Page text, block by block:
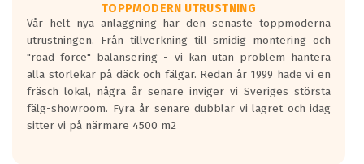
TOPPMODERN UTRUSTNING
Vår helt nya anläggning har den senaste toppmoderna
utrustningen. Från tillverkning till smidig montering och
"road force" balansering - vi kan utan problem hantera
alla storlekar på däck och fälgar. Redan år 1999 hade vi en
fräsch lokal, några år senare inviger vi Sveriges största
fälg-showroom. Fyra år senare dubblar vi lagret och idag
sitter vi på närmare 4500 m2